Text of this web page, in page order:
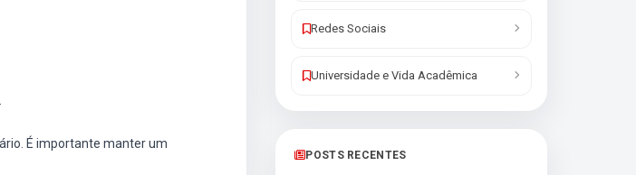
É importante manter um
Redes Sociais
Universidade e Vida Acadêmica
POSTS RECENTES